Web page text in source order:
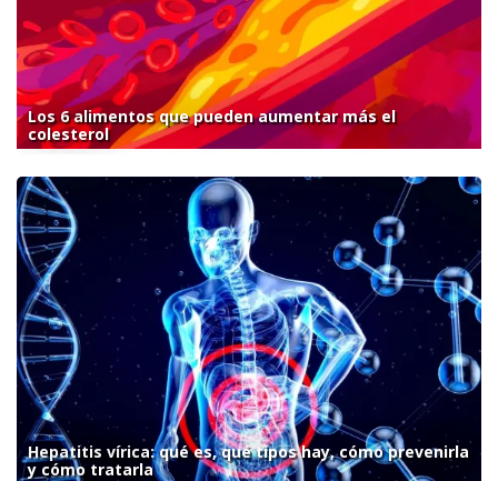
Los 6 alimentos que pueden aumentar más el
colesterol
Hepatitis vírica: qué es, qué tipos hay, cómo prevenirla
y cómo tratarla